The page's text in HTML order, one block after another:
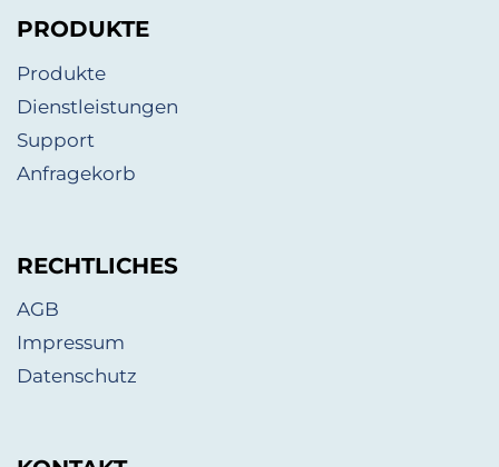
PRODUKTE
Produkte
Dienstleistungen
Support
Anfragekorb
RECHTLICHES
AGB
Impressum
Datenschutz